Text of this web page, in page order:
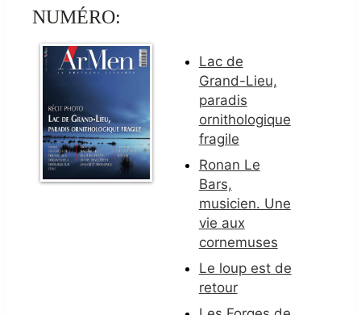
NUMÉRO:
Lac de
Grand-Lieu,
paradis
ornithologique
fragile
Ronan Le
Bars,
musicien. Une
vie aux
cornemuses
Le loup est de
retour